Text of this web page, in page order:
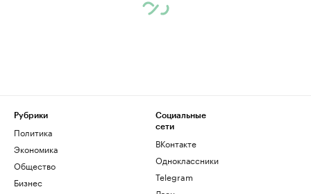
Рубрики
Политика
Экономика
Общество
Бизнес
Социальные
сети
ВКонтакте
Одноклассники
Telegram